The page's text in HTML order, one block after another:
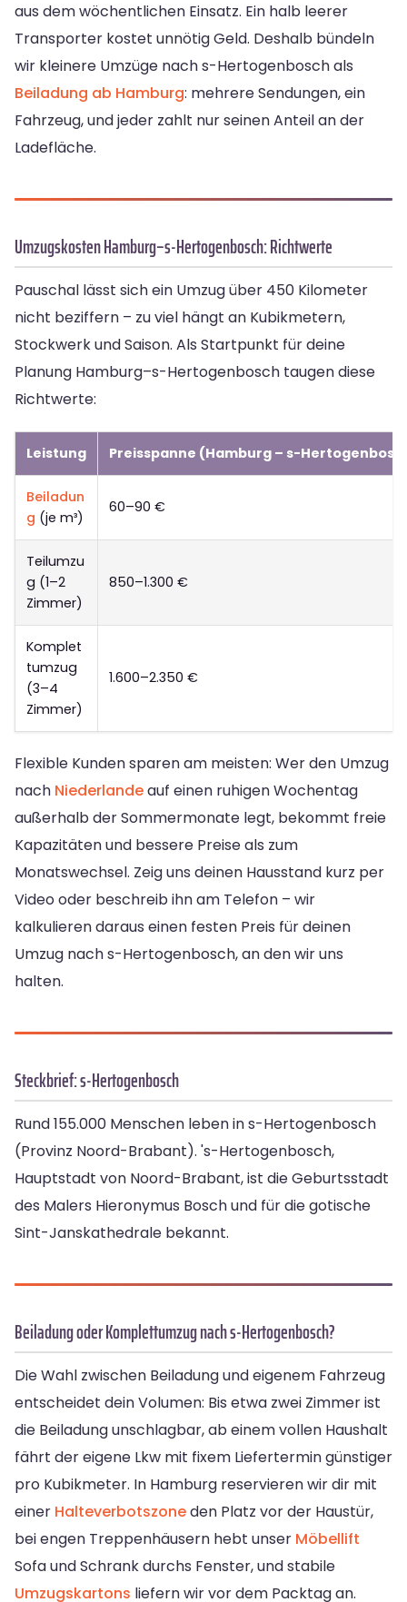
aus dem wöchentlichen Einsatz. Ein halb leerer
Transporter kostet unnötig Geld. Deshalb bündeln
wir kleinere Umzüge nach s-Hertogenbosch als
Beiladung ab Hamburg: mehrere Sendungen, ein
Fahrzeug, und jeder zahlt nur seinen Anteil an der
Ladefläche.
Umzugskosten Hamburg–s-Hertogenbosch: Richtwerte
Pauschal lässt sich ein Umzug über 450 Kilometer
nicht beziffern – zu viel hängt an Kubikmetern,
Stockwerk und Saison. Als Startpunkt für deine
Planung Hamburg–s-Hertogenbosch taugen diese
Richtwerte:
Leistung Preisspanne (Hamburg – s-
Beiladun
g (je m³)
60–90 €
Teilumzu
g (1–2
Zimmer)
850–1.300 €
Komplet
tumzug
(3–4
Zimmer)
1.600–2.350 €
Flexible Kunden sparen am meisten: Wer den Umzug
nach Niederlandeauf einen ruhigen Wochentag
außerhalb der Sommermonate legt, bekommt freie
Kapazitäten und bessere Preise als zum
Monatswechsel. Zeig uns deinen Hausstand kurz per
Video oder beschreib ihn am Telefon – wir
kalkulieren daraus einen festen Preis für deinen
Umzug nach s-Hertogenbosch, an den wir uns
halten.
Steckbrief: s-Hertogenbosch
Rund 155.000 Menschen leben in s-Hertogenbosch
(Provinz Noord-Brabant). 's-Hertogenbosch,
Hauptstadt von Noord-Brabant, ist die Geburtsstadt
des Malers Hieronymus Bosch und für die gotische
Sint-Janskathedrale bekannt.
Beiladung oder Komplettumzug nach s-Hertogenbosch?
Die Wahl zwischen Beiladung und eigenem Fahrzeug
entscheidet dein Volumen: Bis etwa zwei Zimmer ist
die Beiladung unschlagbar, ab einem vollen Haushalt
fährt der eigene Lkw mit fixem Liefertermin günstiger
pro Kubikmeter. In Hamburg reservieren wir dir mit
einer Halteverbotszoneden Platz vor der Haustür,
bei engen Treppenhäusern hebt unser Möbellift
Sofa und Schrank durchs Fenster, und stabile
Umzugskartons liefern wir vor dem Packtag an.